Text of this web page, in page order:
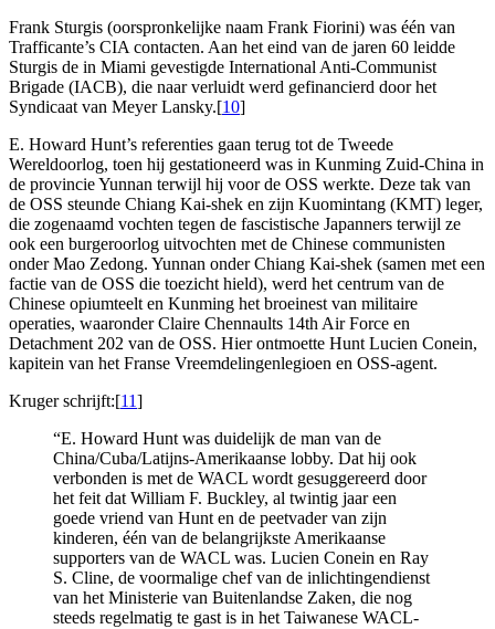
Frank Sturgis (oorspronkelijke naam Frank Fiorini) was één van
Trafficante’s CIA contacten. Aan het eind van de jaren 60 leidde
Sturgis de in Miami gevestigde International Anti-Communist
Brigade (IACB), die naar verluidt werd gefinancierd door het
Syndicaat van Meyer Lansky.[10]
E. Howard Hunt’s referenties gaan terug tot de Tweede
Wereldoorlog, toen hij gestationeerd was in Kunming Zuid-China in
de provincie Yunnan terwijl hij voor de OSS werkte. Deze tak van
de OSS steunde Chiang Kai-shek en zijn Kuomintang (KMT) leger,
die zogenaamd vochten tegen de fascistische Japanners terwijl ze
ook een burgeroorlog uitvochten met de Chinese communisten
onder Mao Zedong. Yunnan onder Chiang Kai-shek (samen met een
factie van de OSS die toezicht hield), werd het centrum van de
Chinese opiumteelt en Kunming het broeinest van militaire
operaties, waaronder Claire Chennaults 14th Air Force en
Detachment 202 van de OSS. Hier ontmoette Hunt Lucien Conein,
kapitein van het Franse Vreemdelingenlegioen en OSS-agent.
Kruger schrijft:[11]
“E. Howard Hunt was duidelijk de man van de
China/Cuba/Latijns-Amerikaanse lobby. Dat hij ook
verbonden is met de WACL wordt gesuggereerd door
het feit dat William F. Buckley, al twintig jaar een
goede vriend van Hunt en de peetvader van zijn
kinderen, één van de belangrijkste Amerikaanse
supporters van de WACL was. Lucien Conein en Ray
S. Cline, de voormalige chef van de inlichtingendienst
van het Ministerie van Buitenlandse Zaken, die nog
steeds regelmatig te gast is in het Taiwanese WACL-